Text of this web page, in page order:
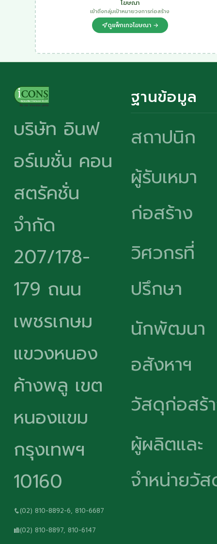
โฆษณา
เข้าถึงกลุ่มเป้าหมายวงการก่อสร้าง
ดูแพ็กเกจโฆษณา →
บริษัท อินฟ
อร์เมชั่น คอน
สตรัคชั่น
จำกัด
207/178-
179 ถนน
เพชรเกษม
แขวงหนอง
ค้างพลู เขต
หนองแขม
กรุงเทพฯ
10160
(02) 810-8892-6, 810-6687
(02) 810-8897, 810-6147
ฐานข้อมูล
สถาปนิก
ผู้รับเหมา
ก่อสร้าง
วิศวกรที่
ปรึกษา
นักพัฒนา
อสังหาฯ
วัสดุก่อสร้
ผู้ผลิตและ
จำหน่ายวั